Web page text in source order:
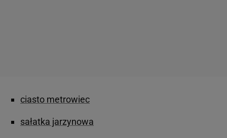
ciasto metrowiec
sałatka jarzynowa